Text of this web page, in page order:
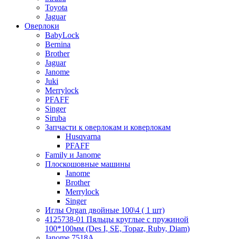
Toyota
Jaguar
Оверлоки
BabyLock
Bernina
Brother
Jaguar
Janome
Juki
Merrylock
PFAFF
Singer
Siruba
Запчасти к оверлокам и коверлокам
Husqvarna
PFAFF
Family и Janome
Плоскошовные машины
Janome
Brother
Merrylock
Singer
Иглы Organ двойные 100\4 ( 1 шт)
4125738-01 Пяльцы круглые с пружиной
100*100мм (Des I, SE, Topaz, Ruby, Diam)